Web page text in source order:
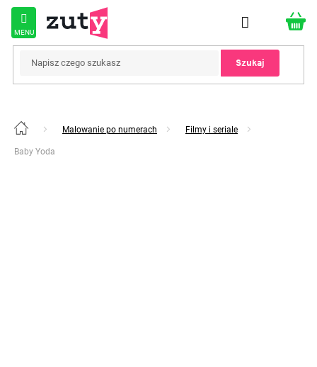
Przejść
treści
Szukaj
Home Malowanie po numerach Filmy i seriale
Baby Yoda